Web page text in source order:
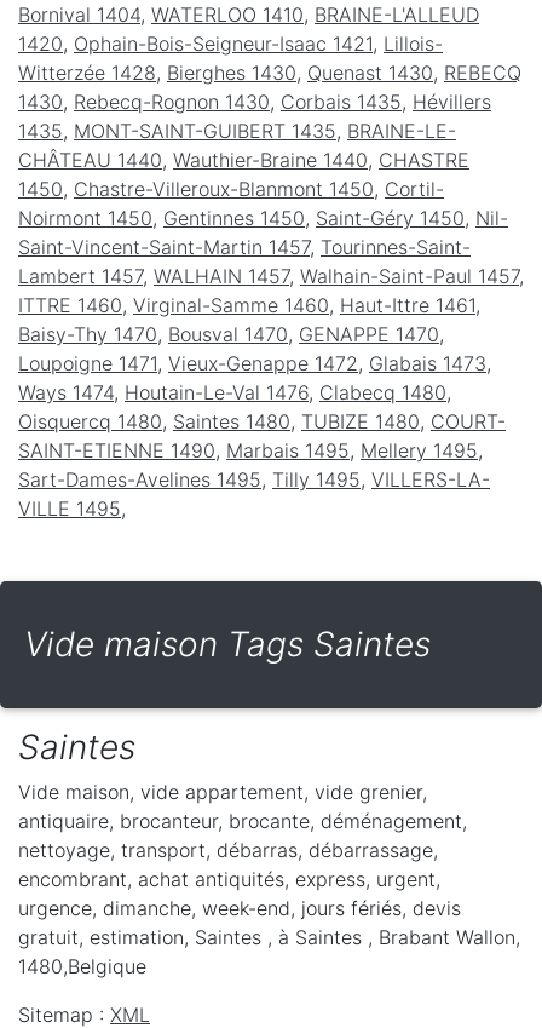
Bornival 1404, WATERLOO 1410, BRAINE-L'ALLEUD
1420, Ophain-Bois-Seigneur-Isaac 1421, Lillois-
Witterzée 1428, Bierghes 1430, Quenast 1430, REBECQ
1430, Rebecq-Rognon 1430, Corbais 1435, Hévillers
1435, MONT-SAINT-GUIBERT 1435, BRAINE-LE-
CHÂTEAU 1440, Wauthier-Braine 1440, CHASTRE
1450, Chastre-Villeroux-Blanmont 1450, Cortil-
Noirmont 1450, Gentinnes 1450, Saint-Géry 1450, Nil-
Saint-Vincent-Saint-Martin 1457, Tourinnes-Saint-
Lambert 1457, WALHAIN 1457, Walhain-Saint-Paul 1457,
ITTRE 1460, Virginal-Samme 1460, Haut-Ittre 1461,
Baisy-Thy 1470, Bousval 1470, GENAPPE 1470,
Loupoigne 1471, Vieux-Genappe 1472 , Glabais 1473,
Ways 1474, Houtain-Le-Val 1476, Clabecq 1480,
Oisquercq 1480, Saintes 1480, TUBIZE 1480, COURT-
SAINT-ETIENNE 1490, Marbais 1495, Mellery 1495,
Sart-Dames-Avelines 1495, Tilly 1495, VILLERS-LA-
VILLE 1495,
Vide maison Tags Saintes
Saintes
Vide maison, vide appartement, vide grenier,
antiquaire, brocanteur, brocante, déménagement,
nettoyage, transport, débarras, débarrassage,
encombrant, achat antiquités, express, urgent,
urgence, dimanche, week-end, jours fériés, devis
gratuit, estimation, Saintes , à Saintes , Brabant Wallon,
1480,Belgique
Sitemap : XML